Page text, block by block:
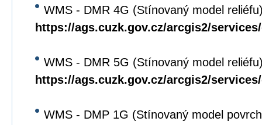
WMS - DMR 4G (Stínovaný model
https://ags.cuzk.gov.cz/arcgis2/
WMS - DMR 5G (Stínovaný model
https://ags.cuzk.gov.cz/arcgis2/
WMS - DMP 1G (Stínovaný model